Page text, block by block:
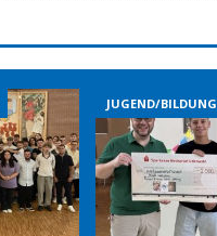
JUGEND/BILDUNG